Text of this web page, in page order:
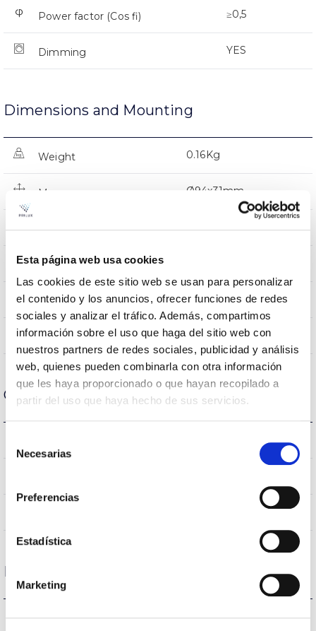
Esta página web usa cookies
Las cookies de este sitio web se usan para personalizar
el contenido y los anuncios, ofrecer funciones de redes
sociales y analizar el tráfico. Además, compartimos
información sobre el uso que haga del sitio web con
nuestros partners de redes sociales, publicidad y análisis
web, quienes pueden combinarla con otra información
que les haya proporcionado o que hayan recopilado a
partir del uso que haya hecho de sus servicios.
Necesarias
Preferencias
Estadística
Marketing
Power factor (Cos fi) ≥0,5
Dimming YES
Dimensions and Mounting
Weight 0.16Kg
Measures Ø94x31mm
Mounting position Recessed Ceiling
Inclination
Linkable NO
Lighting Directa
Optical data
4.000K
Housing and Finish
IP Tightness index IP20